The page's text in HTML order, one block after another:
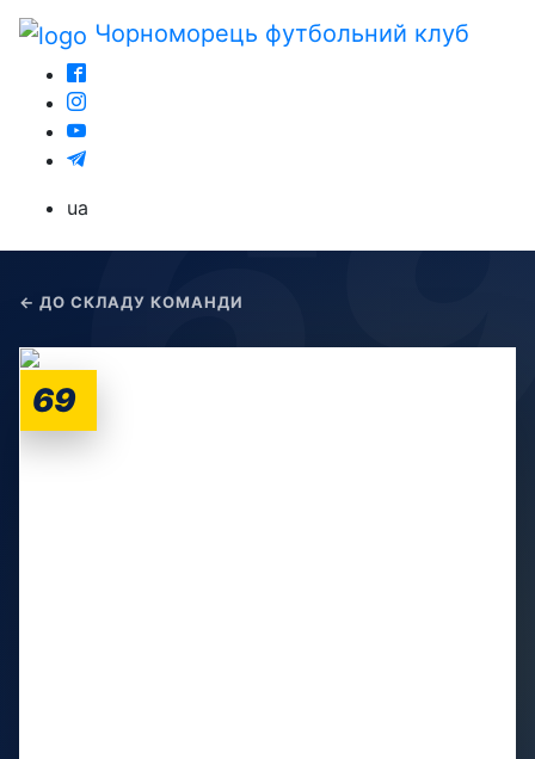
Чорноморець футбольний клуб
ua
← ДО СКЛАДУ КОМАНДИ
69